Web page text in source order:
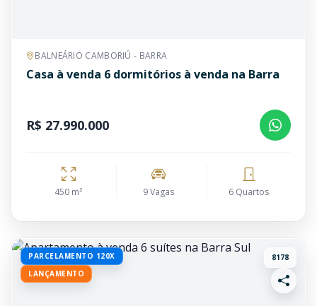
BALNEÁRIO CAMBORIÚ - BARRA
Casa à venda 6 dormitórios à venda na Barra
R$ 27.990.000
450 m² 9 Vagas 6 Quartos
PARCELAMENTO 120X
LANÇAMENTO
8178